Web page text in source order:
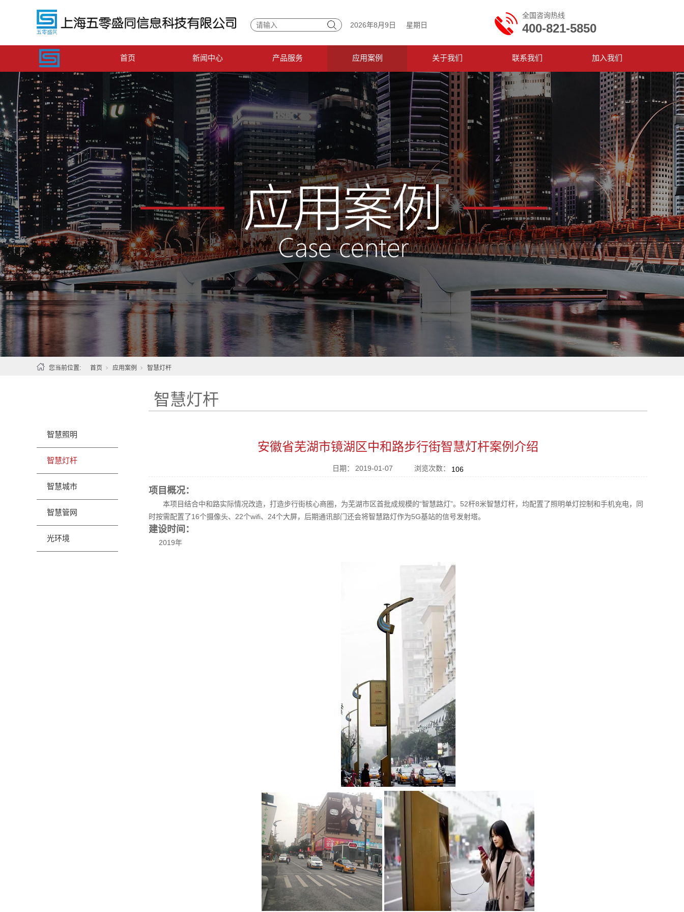
2026年8月9日 星期日
全国咨询热线
400-821-5850
首页 新闻中心 产品服务 应用案例 关于我们 联系我们 加入我们
您当前位置: 首页 应用案例 智慧灯杆
智慧照明
智慧灯杆
智慧城市
智慧管网
光环境
智慧灯杆
安徽省芜湖市镜湖区中和路步行街智慧灯杆案例介绍
日期： 2019-01-07 浏览次数： 106
项目概况：
本项目结合中和路实际情况改造，打造步行街核心商圈，为芜湖市区首批成规模的“智慧路灯”。52杆8米智慧灯杆，均配置了照明单灯控制和手机充电，同
时按需配置了16个摄像头、22个wifi、24个大屏，后期通讯部门还会将智慧路灯作为5G基站的信号发射塔。
建设时间：
2019年